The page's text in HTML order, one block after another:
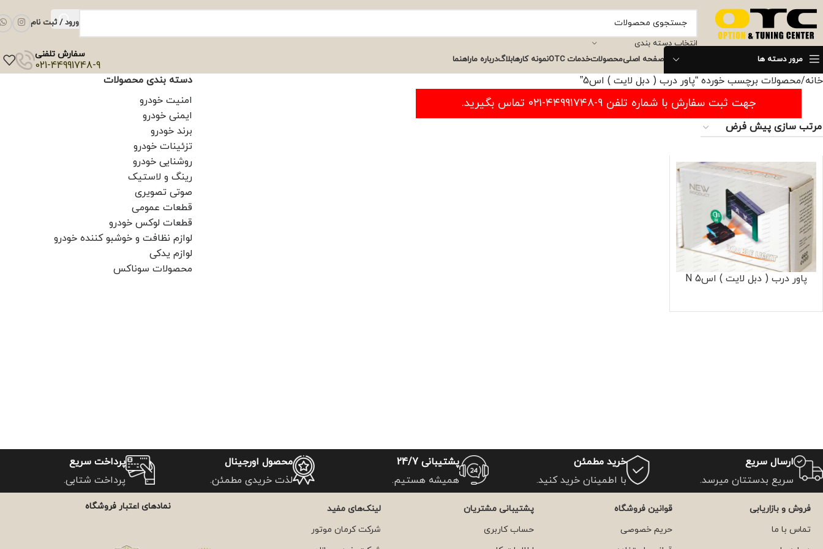
انتخاب دسته بندی
ورود / ثبت نام
مرور دسته ها صفحه اصلیمحصولاتخدمات OTC نمونه کارهابلاگدرباره ماراهنما سفارش تلفنی
021-44991748-9
خانه محصولات برچسب خورده “پاور درب ( دبل لایت ) اس5”
جهت ثبت سفارش با شماره تلفن ۹-۴۴۹۹۱۷۴۸-۰۲۱ تماس بگیرید.
پاور درب ( دبل لایت ) اس5 N
دسته بندی محصولات
امنیت خودرو
ایمنی خودرو
برند خودرو
تزئینات خودرو
روشنایی خودرو
رینگ و لاستیک
صوتی تصویری
قطعات عمومی
قطعات لوکس خودرو
لوازم نظافت و خوشبو کننده خودرو
لوازم یدکی
محصولات سوناکس
ارسال سریع
سریع بدستتان میرسد.
خرید مطمئن
با اطمینان خرید کنید.
پشتیبانی 24/7
همیشه هستیم.
محصول اورجینال
لذت خریدی مطمئن.
پرداخت سریع
پرداخت شتابی.
فروش و بازاریابی
تماس با ما
قوانین فروشگاه
حریم خصوصی
پشتیبانی مشتریان
حساب کاربری
لینک‌های مفید
شرکت کرمان موتور
نمادهای اعتبار فروشگاه